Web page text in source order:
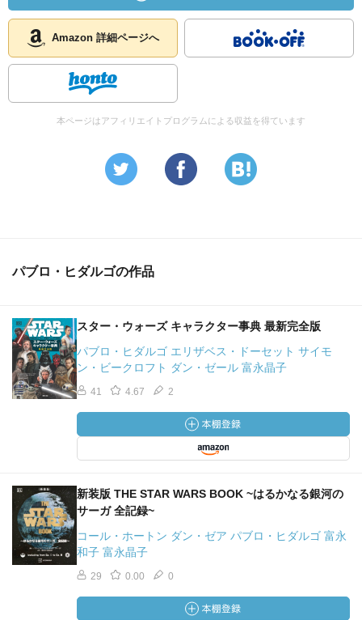
Amazon 詳細ページへ
本ページはアフィリエイトプログラムによる収益を得ています
パブロ・ヒダルゴの作品
スター・ウォーズ キャラクター事典 最新完全版
パブロ・ヒダルゴ エリザベス・ドーセット サイモ
ン・ビークロフト ダン・ゼール 富永晶子
41 4.67 2
新装版 THE STAR WARS BOOK ~はるかなる銀河の
サーガ 全記録~
コール・ホートン ダン・ゼア パブロ・ヒダルゴ 富永
和子 富永晶子
29 0.00 0